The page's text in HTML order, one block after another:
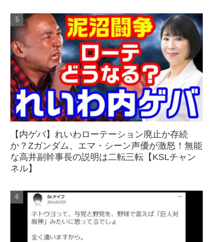
【内ゲバ】れいわローテーション廃止か存続
か？Zガンダム、エマ・シーン声優が激怒！無能
な高井副幹事長の説明は二転三転【KSLチャン
ネル】